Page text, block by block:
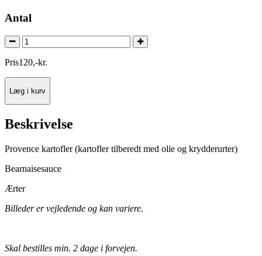
Antal
Pris120,-kr.
Læg i kurv
Beskrivelse
Provence kartofler (kartofler tilberedt med olie og krydderurter)
Bearnaisesauce
Ærter
Billeder er vejledende og kan variere.
Skal bestilles min. 2 dage i forvejen.